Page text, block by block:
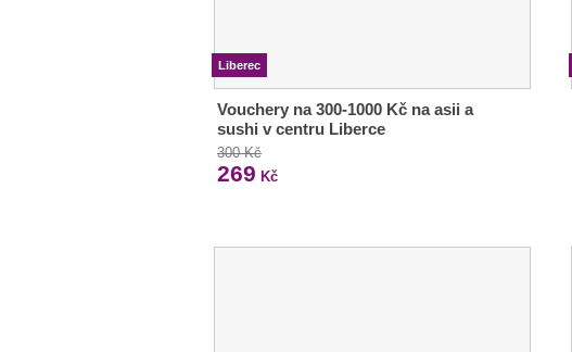
Liberec
Vouchery na 300-1000 Kč na asii a
sushi v centru Liberce
300 Kč
269 Kč